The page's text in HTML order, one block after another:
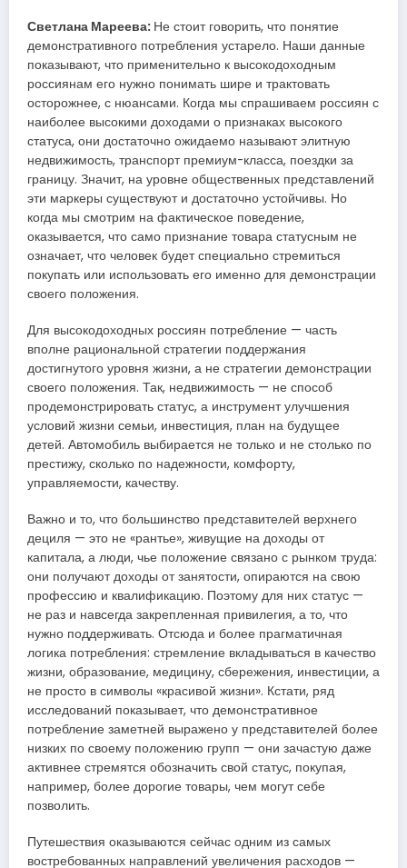
Светлана Мареева: Не стоит говорить, что понятие
демонстративного потребления устарело. Наши данные
показывают, что применительно к высокодоходным
россиянам его нужно понимать шире и трактовать
осторожнее, с нюансами. Когда мы спрашиваем россиян с
наиболее высокими доходами о признаках высокого
статуса, они достаточно ожидаемо называют элитную
недвижимость, транспорт премиум-класса, поездки за
границу. Значит, на уровне общественных представлений
эти маркеры существуют и достаточно устойчивы. Но
когда мы смотрим на фактическое поведение,
оказывается, что само признание товара статусным не
означает, что человек будет специально стремиться
покупать или использовать его именно для демонстрации
своего положения.
Для высокодоходных россиян потребление — часть
вполне рациональной стратегии поддержания
достигнутого уровня жизни, а не стратегии демонстрации
своего положения. Так, недвижимость — не способ
продемонстрировать статус, а инструмент улучшения
условий жизни семьи, инвестиция, план на будущее
детей. Автомобиль выбирается не только и не столько по
престижу, сколько по надежности, комфорту,
управляемости, качеству.
Важно и то, что большинство представителей верхнего
дециля — это не «рантье», живущие на доходы от
капитала, а люди, чье положение связано с рынком труда:
они получают доходы от занятости, опираются на свою
профессию и квалификацию. Поэтому для них статус —
не раз и навсегда закрепленная привилегия, а то, что
нужно поддерживать. Отсюда и более прагматичная
логика потребления: стремление вкладываться в качество
жизни, образование, медицину, сбережения, инвестиции, а
не просто в символы «красивой жизни». Кстати, ряд
исследований показывает, что демонстративное
потребление заметней выражено у представителей более
низких по своему положению групп — они зачастую даже
активнее стремятся обозначить свой статус, покупая,
например, более дорогие товары, чем могут себе
позволить.
Путешествия оказываются сейчас одним из самых
востребованных направлений увеличения расходов —